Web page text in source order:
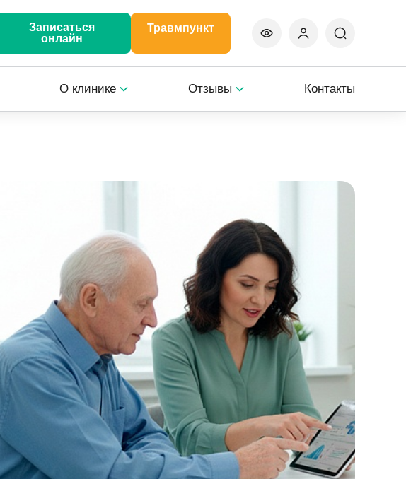
Записаться
онлайн
Травмпункт
О клинике Отзывы Контакты